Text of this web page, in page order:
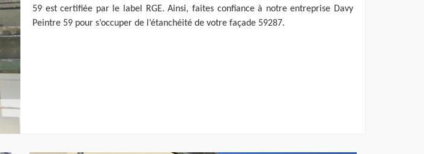
59 est certifiée par le label RGE. Ainsi, faites confiance à notre entreprise Davy
Peintre 59 pour s’occuper de l’étanchéité de votre façade 59287.